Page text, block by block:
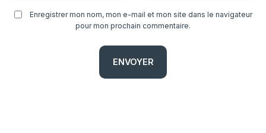
Enregistrer mon nom, mon e-mail et mon site dans le navigateur
pour mon prochain commentaire.